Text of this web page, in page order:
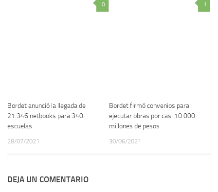
0
Bordet anunció la llegada de
21.346 netbooks para 340
escuelas
28/07/2021
1
Bordet firmó convenios para
ejecutar obras por casi 10.000
millones de pesos
30/06/2021
DEJA UN COMENTARIO